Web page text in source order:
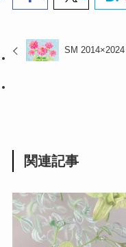
SM 2014×2024
関連記事